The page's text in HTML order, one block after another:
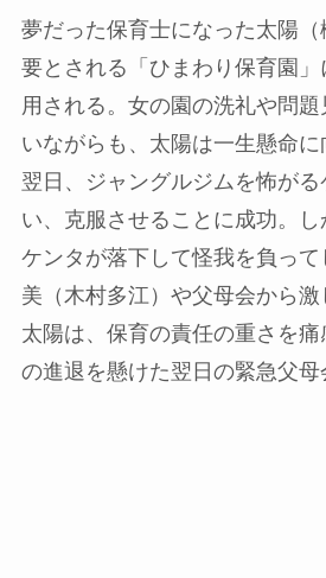
夢だった保育士になった太陽
要とされる「ひまわり保育園
用される。女の園の洗礼や問
いながらも、太陽は一生懸命に
翌日、ジャングルジムを怖が
い、克服させることに成功。
ケンタが落下して怪我を負っ
美（木村多江）や父母会から
太陽は、保育の責任の重さを
の進退を懸けた翌日の緊急父母